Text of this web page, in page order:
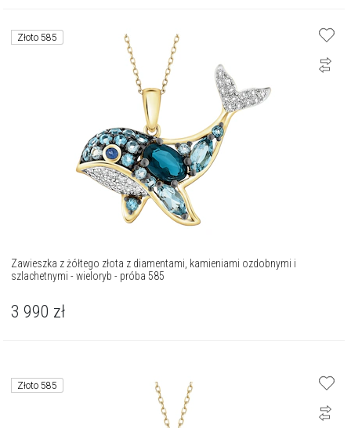
Złoto 585
Zawieszka z żółtego złota z diamentami, kamieniami ozdobnymi i
szlachetnymi - wieloryb - próba 585
3 990 zł
Złoto 585